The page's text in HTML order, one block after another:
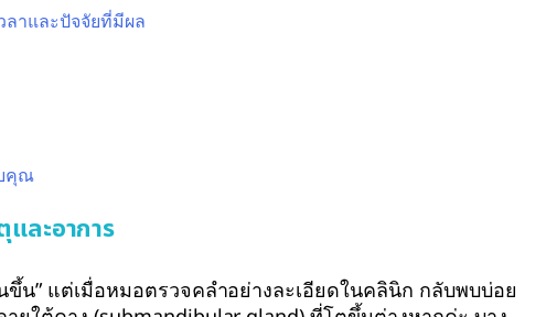
าและปัจจัยที่มีผล
คุณ
ละอาการ
ขึ้น” แต่เมื่อหมอตรวจคลำอย่างละเอียดในคลินิก กลับพบบ่อย